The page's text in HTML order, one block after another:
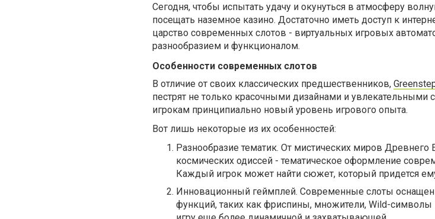
Сегодня, чтобы испытать удачу и окунуться в атмосферу
посещать наземное казино. Достаточно иметь доступ к
царство современных слотов - виртуальных игровых
разнообразием и функционалом.
Особенности современных слотов
В отличие от своих классических предшественников,
пестрят не только красочными дизайнами и
игрокам принципиально новый уровень игрового опыта.
Вот лишь некоторые из их особенностей:
Разнообразие тематик. От мистических миров Древнего
космических одиссей - тематическое оформление
Каждый игрок может найти сюжет, который придется
Инновационный геймплей. Современные слоты
функций, таких как фриспины, множители, Wild-